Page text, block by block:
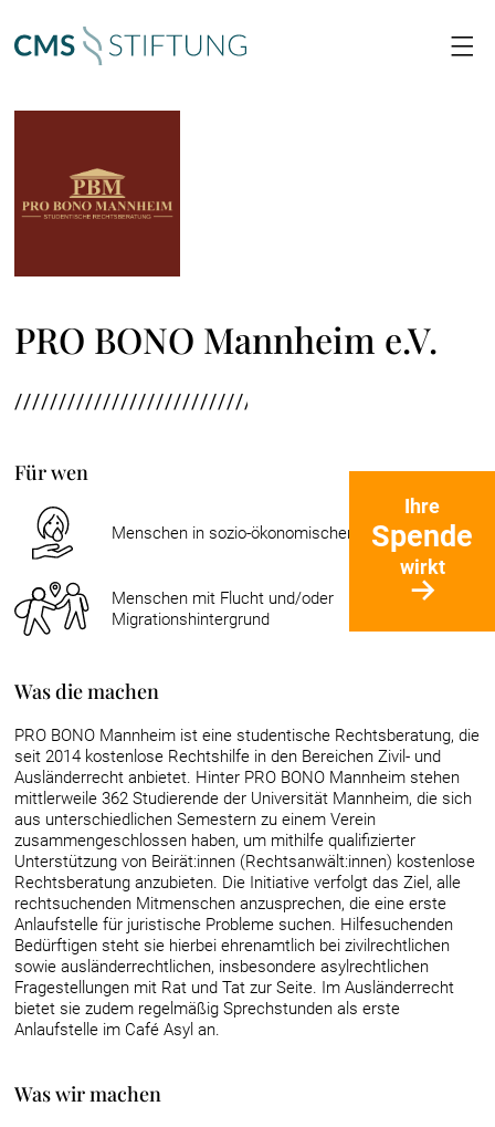

Ihre
Spende
wirkt
→
PRO BONO Mannheim e.V.
Für wen
Menschen in sozio-ökonomischen Notlagen
Menschen mit Flucht und/oder
Migrationshintergrund
Was die machen
PRO BONO Mannheim ist eine studentische Rechtsberatung, die
seit 2014 kostenlose Rechtshilfe in den Bereichen Zivil- und
Ausländerrecht anbietet. Hinter PRO BONO Mannheim stehen
mittlerweile 362 Studierende der Universität Mannheim, die sich
aus unterschiedlichen Semestern zu einem Verein
zusammengeschlossen haben, um mithilfe qualifizierter
Unterstützung von Beirät:innen (Rechtsanwält:innen) kostenlose
Rechtsberatung anzubieten. Die Initiative verfolgt das Ziel, alle
rechtsuchenden Mitmenschen anzusprechen, die eine erste
Anlaufstelle für juristische Probleme suchen. Hilfesuchenden
Bedürftigen steht sie hierbei ehrenamtlich bei zivilrechtlichen
sowie ausländerrechtlichen, insbesondere asylrechtlichen
Fragestellungen mit Rat und Tat zur Seite. Im Ausländerrecht
bietet sie zudem regelmäßig Sprechstunden als erste
Anlaufstelle im Café Asyl an.
Was wir machen